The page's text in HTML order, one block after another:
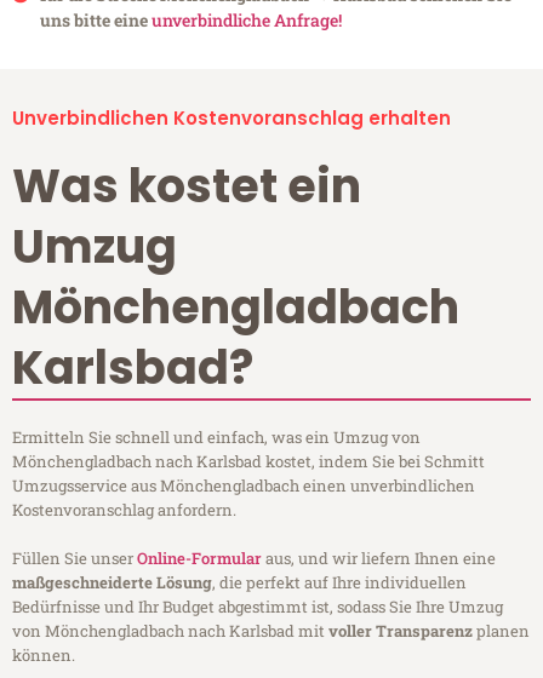
uns bitte eineunverbindliche Anfrage!
Unverbindlichen Kostenvoranschlag erhalten
Was kostet ein
Umzug
Mönchengladbach
Karlsbad?
Ermitteln Sie schnell und einfach, was ein Umzug von
Mönchengladbach nach Karlsbad kostet, indem Sie bei Schmitt
Umzugsservice aus Mönchengladbach einen unverbindlichen
Kostenvoranschlag anfordern.
Füllen Sie unserOnline-Formularaus, und wir liefern Ihnen eine
maßgeschneiderte Lösung, die perfekt auf Ihre individuellen
Bedürfnisse und Ihr Budget abgestimmt ist, sodass Sie Ihre Umzug
von Mönchengladbach nach Karlsbad mitvoller Transparenzplanen
können.